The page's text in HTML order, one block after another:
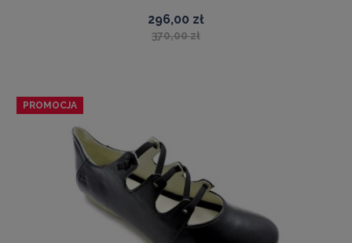
296,00 zł
370,00 zł
PROMOCJA